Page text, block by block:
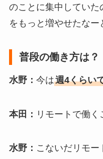
のことに集中してい
をもっと増やせたなー
普段の働き方は？
水野： 今は週4くらい
本田： リモートで働く
水野： こないだリモ